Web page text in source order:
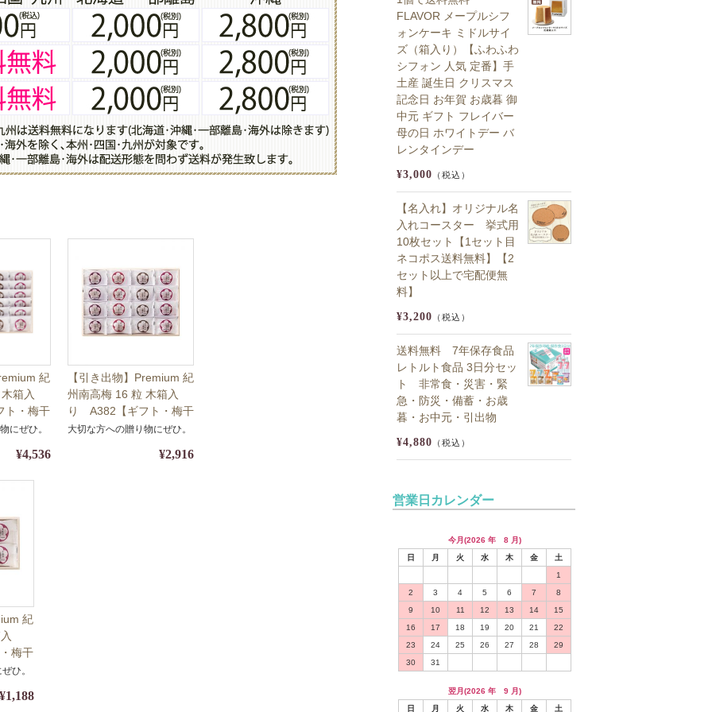
紀
箱入
・梅干
対応】
にぜひ。
¥4,536
【引き出物】Premium 紀
州南高梅 16 粒 木箱入
り A382【ギフト・梅干
し】【包装・熨斗対応】
大切な方への贈り物にぜひ。
¥2,916
紀
梅干
】
ひ。
FLAVOR メープルシフ
ォンケーキ ミドルサイ
ズ（箱入り）【ふわふわ
シフォン 人気 定番】手
土産 誕生日 クリスマス
記念日 お年賀 お歳暮 御
中元 ギフト フレイバー
母の日 ホワイトデー バ
レンタインデー
¥3,000 （税込）
【名入れ】オリジナル名
入れコースター 挙式用
10枚セット【1セット目
ネコポス送料無料】【2
セット以上で宅配便無
料】
¥3,200 （税込）
送料無料 7年保存食品
レトルト食品 3日分セッ
ト 非常食・災害・緊
急・防災・備蓄・お歳
暮・お中元・引出物
¥4,880 （税込）
営業日カレンダー
今月(2026 年 8 月)
日
月 火 水 木 金
土
1
2
3 4 5 6 7
8
9
10 11 12 13 14
15
16
17 18 19 20 21
22
23
24 25 26 27 28
29
30
31
翌月(2026 年 9 月)
日
月 火 水 木 金 土